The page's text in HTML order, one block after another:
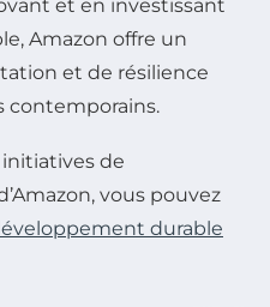
et en investissant
Amazon offre un
et de résilience
contemporains.
de
vous pouvez
durable